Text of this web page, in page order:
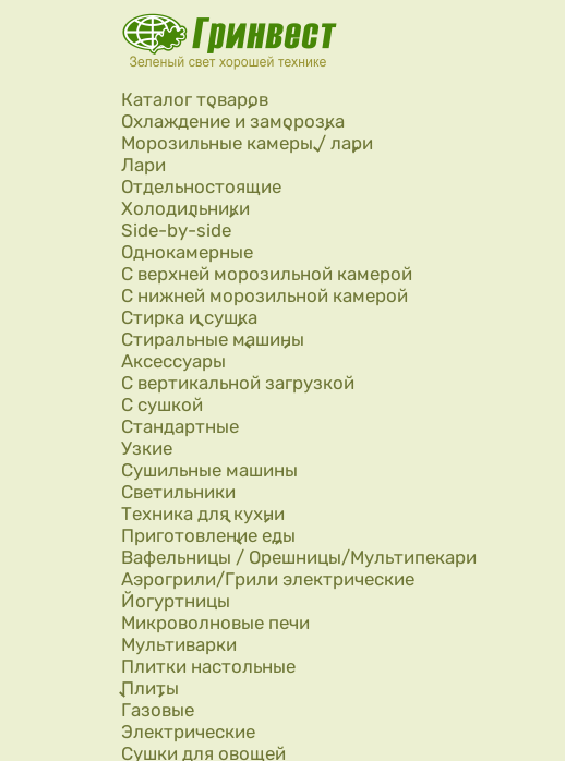
Перейти к основному содержанию
Каталог товаров
Охлаждение и заморозка
Морозильные камеры / лари
Лари
Отдельностоящие
Холодильники
Side-by-side
Однокамерные
С верхней морозильной камерой
С нижней морозильной камерой
Стирка и сушка
Стиральные машины
Аксессуары
С вертикальной загрузкой
С сушкой
Стандартные
Узкие
Сушильные машины
Светильники
Техника для кухни
Приготовление еды
Вафельницы / Орешницы/Мультипекари
Аэрогрили/Грили электрические
Йогуртницы
Микроволновые печи
Мультиварки
Плитки настольные
Плиты
Газовые
Электрические
Сушки для овощей